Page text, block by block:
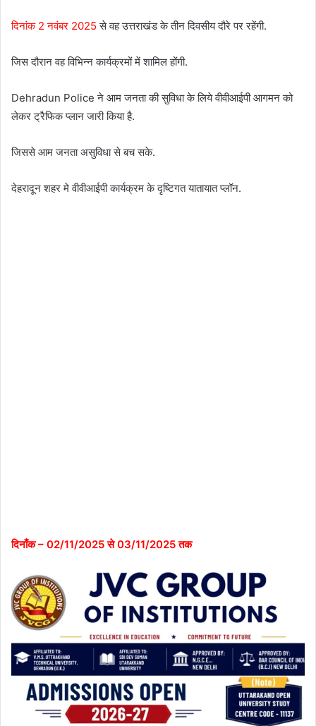
दिनांक 2 नवंबर 2025 से वह उत्तराखंड के तीन दिवसीय दौरे पर रहेंगी.
जिस दौरान वह विभिन्न कार्यक्रमों में शामिल होंगी.
Dehradun Police ने आम जनता की सुविधा के लिये वीवीआईपी आगमन को
लेकर ट्रैफिक प्लान जारी किया है.
जिससे आम जनता असुविधा से बच सके.
देहरादून शहर मे वीवीआईपी कार्यक्रम के दृष्टिगत यातायात प्लॉन.
दिनाँक – 02/11/2025 से 03/11/2025 तक